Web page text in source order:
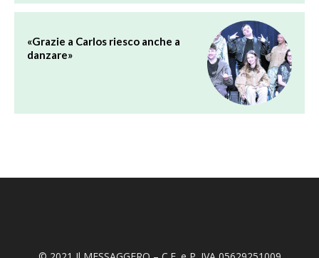
«Grazie a Carlos riesco anche a
danzare»